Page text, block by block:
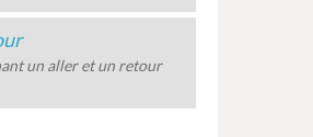
un aller et un retour